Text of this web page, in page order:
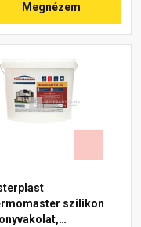
Megnézem
szilikon